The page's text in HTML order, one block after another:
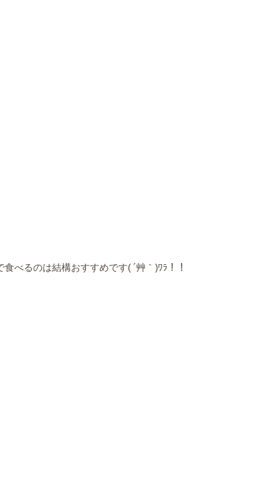
べるのは結構おすすめです( ´艸｀)ﾜﾗ！！